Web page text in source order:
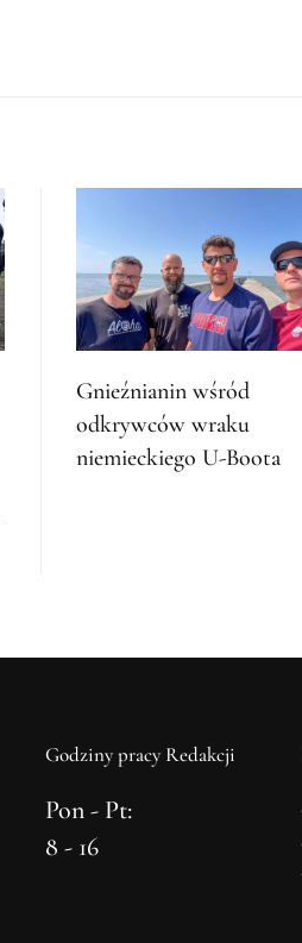
Gnieźnianin wśród
odkrywców wraku
niemieckiego U-Boota
Godziny pracy Redakcji
Pon - Pt:
8 - 16